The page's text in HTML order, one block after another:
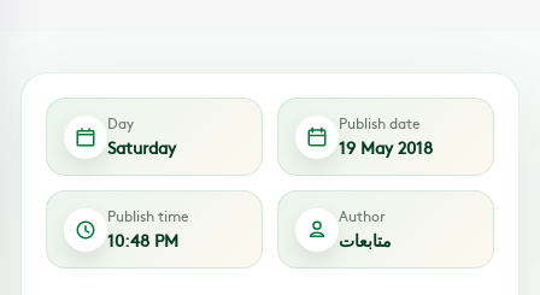
Day
Saturday
Publish date
19 May 2018
Publish time
10:48 PM
Author
متابعات